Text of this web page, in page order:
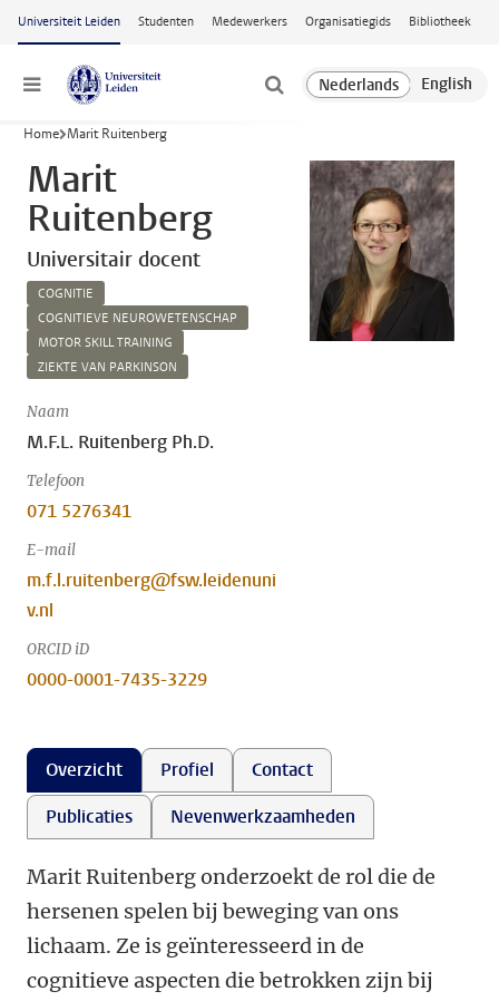
Ga naar hoofdinhoud
Universiteit Leiden Studenten Medewerkers Organisatiegids Bibliotheek
Menu
Home Marit Ruitenberg
Marit
Ruitenberg
Universitair docent
COGNITIE
COGNITIEVE NEUROWETENSCHAP
MOTOR SKILL TRAINING
ZIEKTE VAN PARKINSON
Naam
M.F.L. Ruitenberg Ph.D.
Telefoon
071 5276341
E-mail
m.f.l.ruitenberg@fsw.leidenuni
v.nl
ORCID iD
0000-0001-7435-3229
Overzicht Profiel
Contact
Publicaties
Nevenwerkzaamheden
Marit Ruitenberg onderzoekt de rol die de
hersenen spelen bij beweging van ons
lichaam. Ze is geïnteresseerd in de
cognitieve aspecten die betrokken zijn bij